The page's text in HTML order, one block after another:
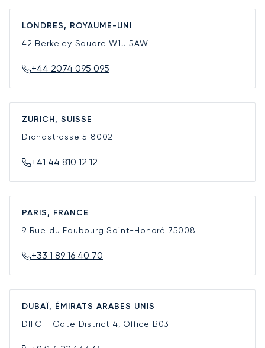
LONDRES, ROYAUME-UNI
42 Berkeley SquareW1J 5AW
+44 2074 095 095
ZURICH, SUISSE
Dianastrasse 5 8002
+41 44 810 12 12
PARIS, FRANCE
9 Rue du Faubourg Saint-Honoré 75008
+33 1 89 16 40 70
DUBAÏ, ÉMIRATS ARABES UNIS
DIFC - Gate District 4, Office B03